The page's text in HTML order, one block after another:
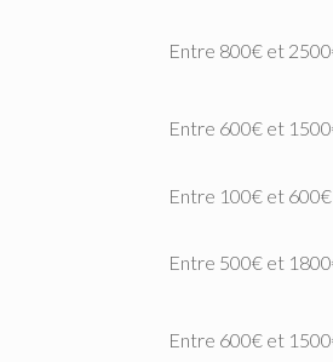
Entre 800€ et
Entre 600€ et
Entre 100€ et
Entre 500€ et
Entre 600€ et